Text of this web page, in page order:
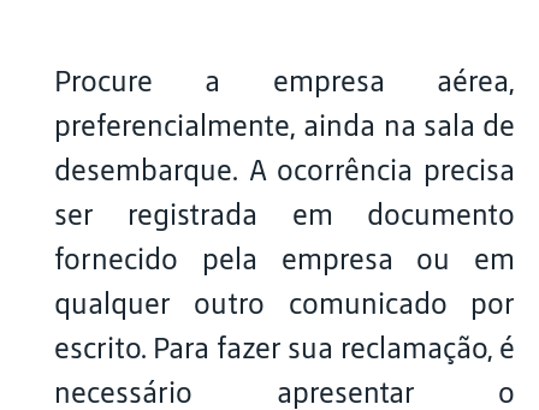
Procure a empresa aérea,
preferencialmente, ainda na sala de
desembarque. A ocorrência precisa
ser registrada em documento
fornecido pela empresa ou em
qualquer outro comunicado por
escrito. Para fazer sua reclamação, é
necessário apresentar o